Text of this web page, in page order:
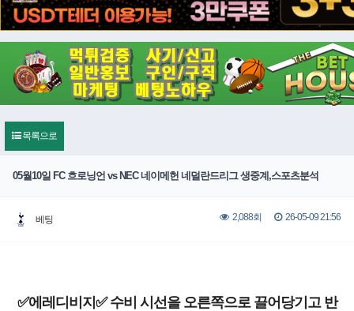
목록으로
05월10일 FC 흐로닝언 vs NEC 네이메헌 네덜란드리그 생중계,스포츠분석
베팅 2,088회 26-05-09 21:56
✅에레디비지✅ 수비 시선을 오른쪽으로 끌어당기고 반